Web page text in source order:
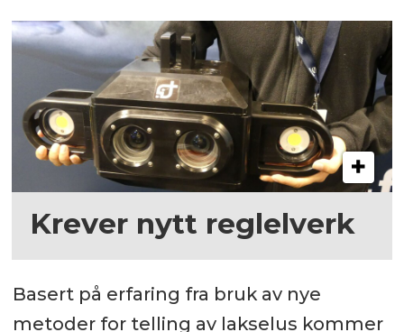
Krever nytt reglelverk
Basert på erfaring fra bruk av nye
metoder for telling av lakselus kommer